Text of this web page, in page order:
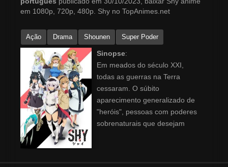
em 1080p, 720p, 480p. Shy no TopAnimes.net
Ação Drama Shounen Super Poder
Sinopse:
Em meados do século XXI,
todas as guerras na Terra
cessaram. O súbito
aparecimento generalizado de
"heróis", pessoas com poderes
sobrenaturais que desejam